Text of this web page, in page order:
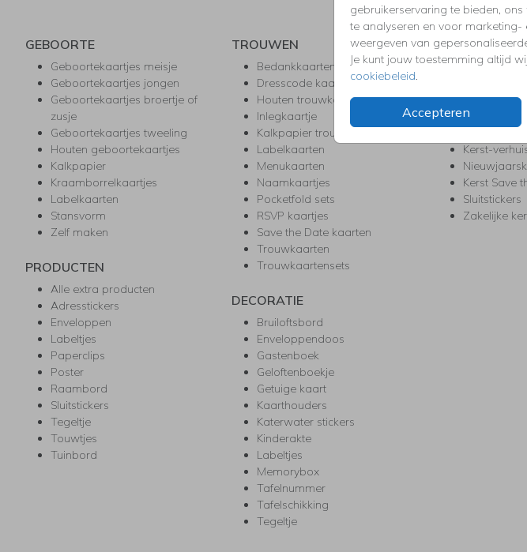
gebruikerservaring te bieden,
te analyseren en voor
weergeven van
Je kunt jouw toestemming altijd
cookiebeleid.
Accepteren
GEBOORTE
Geboortekaartjes meisje
Geboortekaartjes jongen
Geboortekaartjes broertje of
zusje
Geboortekaartjes tweeling
Houten geboortekaartjes
Kalkpapier
Kraamborrelkaartjes
Labelkaarten
Stansvorm
Zelf maken
PRODUCTEN
Alle extra producten
Adresstickers
Enveloppen
Labeltjes
Paperclips
Poster
Raambord
Sluitstickers
Tegeltje
Touwtjes
Tuinbord
TROUWEN
Bedankkaarten
Dresscode kaartjes
Houten trouwkaarten
Inlegkaartje
Kalkpapier trouwkaarten
Labelkaarten
Menukaarten
Naamkaartjes
Pocketfold sets
RSVP kaartjes
Save the Date kaarten
Trouwkaarten
Trouwkaartensets
DECORATIE
Bruiloftsbord
Enveloppendoos
Gastenboek
Geloftenboekje
Getuige kaart
Kaarthouders
Katerwater stickers
Kinderakte
Labeltjes
Memorybox
Tafelnummer
Tafelschikking
Tegeltje
KERST
Kerstkaarten
Kerstdiner
Kerst-
Kerst Save
Sluitstickers
Zakelijke